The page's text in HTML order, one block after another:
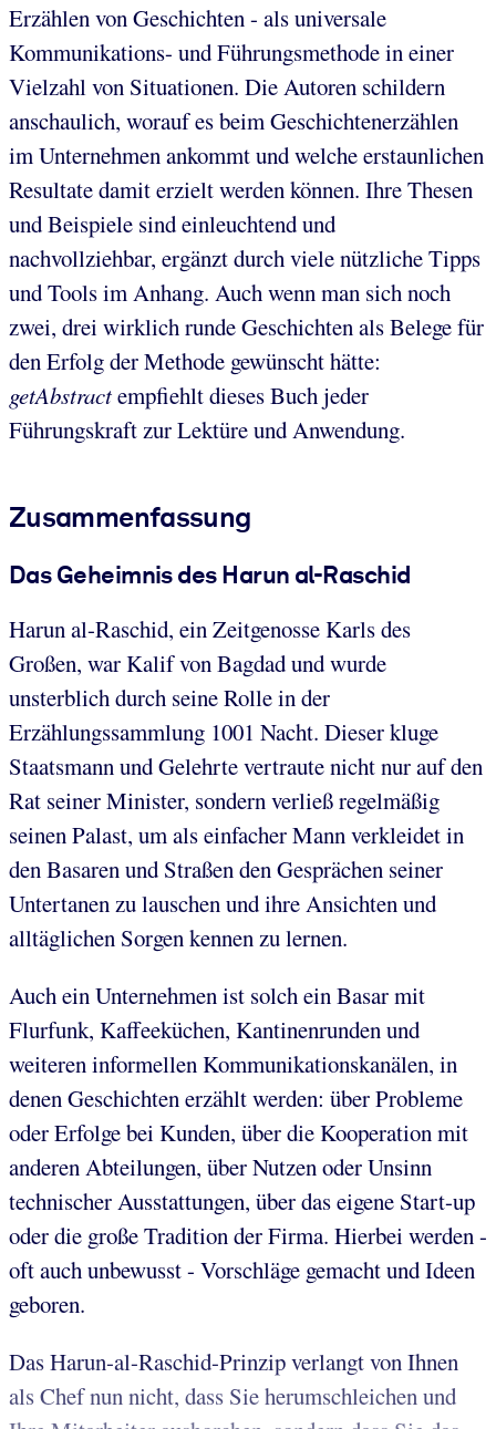
Erzählen von Geschichten - als universale
Kommunikations- und Führungsmethode in einer
Vielzahl von Situationen. Die Autoren schildern
anschaulich, worauf es beim Geschichtenerzählen
im Unternehmen ankommt und welche erstaunlichen
Resultate damit erzielt werden können. Ihre Thesen
und Beispiele sind einleuchtend und
nachvollziehbar, ergänzt durch viele nützliche Tipps
und Tools im Anhang. Auch wenn man sich noch
zwei, drei wirklich runde Geschichten als Belege für
den Erfolg der Methode gewünscht hätte:
getAbstractempfiehlt dieses Buch jeder
Führungskraft zur Lektüre und Anwendung.
Zusammenfassung
Das Geheimnis des Harun al-Raschid
Harun al-Raschid, ein Zeitgenosse Karls des
Großen, war Kalif von Bagdad und wurde
unsterblich durch seine Rolle in der
Erzählungssammlung 1001 Nacht. Dieser kluge
Staatsmann und Gelehrte vertraute nicht nur auf den
Rat seiner Minister, sondern verließ regelmäßig
seinen Palast, um als einfacher Mann verkleidet in
den Basaren und Straßen den Gesprächen seiner
Untertanen zu lauschen und ihre Ansichten und
alltäglichen Sorgen kennen zu lernen.
Auch ein Unternehmen ist solch ein Basar mit
Flurfunk, Kaffeeküchen, Kantinenrunden und
weiteren informellen Kommunikationskanälen, in
denen Geschichten erzählt werden: über Probleme
oder Erfolge bei Kunden, über die Kooperation mit
anderen Abteilungen, über Nutzen oder Unsinn
technischer Ausstattungen, über das eigene Start-up
oder die große Tradition der Firma. Hierbei werden -
oft auch unbewusst - Vorschläge gemacht und Ideen
geboren.
Das Harun-al-Raschid-Prinzip verlangt von Ihnen
als Chef nun nicht, dass Sie herumschleichen und